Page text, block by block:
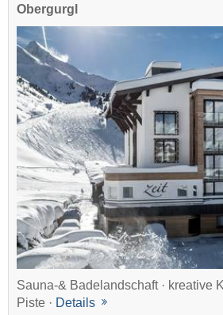
Obergurgl
Sauna-& Badelandschaft · kreative
Piste · Details